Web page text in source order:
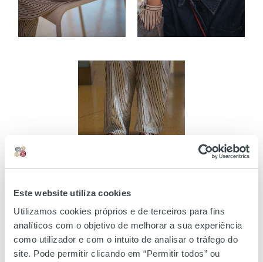
Este website utiliza cookies
Utilizamos cookies próprios e de terceiros para fins
analíticos com o objetivo de melhorar a sua experiência
como utilizador e com o intuito de analisar o tráfego do
site. Pode permitir clicando em “Permitir todos” ou
Look Total -Tiffosi